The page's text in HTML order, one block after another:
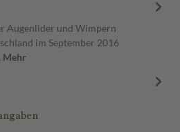
Augenlider und Wimpern
im September 2016
Mehr